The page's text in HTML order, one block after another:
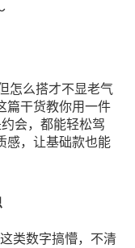
怎么搭才不显老气
篇干货教你用一件
会，都能轻松驾
感，让基础款也能
类数字搞懵，不清